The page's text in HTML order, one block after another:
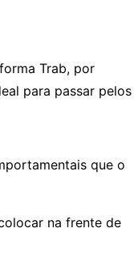
Trab, por
para passar pelos
que o
na frente de